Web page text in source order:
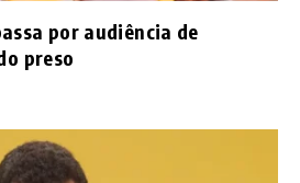
por audiência de
preso